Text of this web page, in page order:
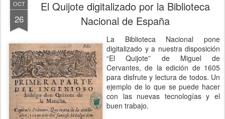
OCT
26
El Quijote digitalizado por la Biblioteca
Nacional de España
La Biblioteca Nacional pone
digitalizado y a nuestra disposición
“El Quijote” de Miguel de
Cervantes, de la edición de 1605
para disfrute y lectura de todos. Un
ejemplo de lo que se puede hacer
con las nuevas tecnologías y el
buen trabajo.